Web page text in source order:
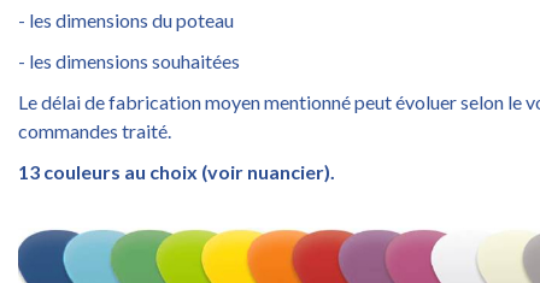
- les dimensions du poteau
- les dimensions souhaitées
Le délai de fabrication moyen mentionné peut évoluer selon le
commandes traité.
13 couleurs au choix (voir nuancier).